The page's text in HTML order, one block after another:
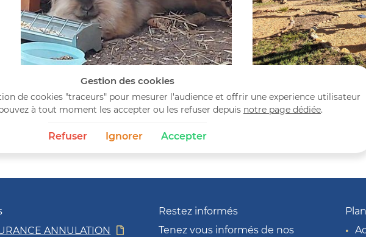
Notre mini-ferme
14 photos
Aire de
10
ANNULATION
Restez informés
Tenez vous informés de nos
Gestion des cookies
de cookies "traceurs" pour mesurer l'audience et offrir une experience utilisateur
à tout moment les accepter ou les refuser depuis notre page dédiée.
Refuser Ignorer Accepter